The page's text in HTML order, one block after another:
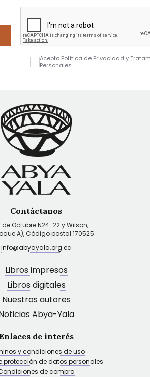
Acepto Política de Privacidad y
Personales
Contáctanos
de Octubre N24-22 y Wilson,
A), Código postal 170525
info@abyayala.org.ec
Libros impresos
Libros digitales
Nuestros autores
Abya-Yala
de interés
y condiciones de uso
protección de datos personales
de compra